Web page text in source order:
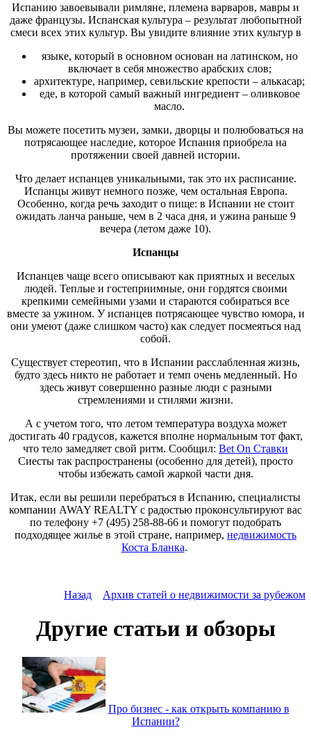
Испанию завоевывали римляне, племена варваров, мавры и
даже французы. Испанская культура – результат любопытной
смеси всех этих культур. Вы увидите влияние этих культур в
языке, который в основном основан на латинском, но
включает в себя множество арабских слов;
архитектуре, например, севильские крепости – алькасар;
еде, в которой самый важный ингредиент – оливковое
масло.
Вы можете посетить музеи, замки, дворцы и полюбоваться на
потрясающее наследие, которое Испания приобрела на
протяжении своей давней истории.
Что делает испанцев уникальными, так это их расписание.
Испанцы живут немного позже, чем остальная Европа.
Особенно, когда речь заходит о пище: в Испании не стоит
ожидать ланча раньше, чем в 2 часа дня, и ужина раньше 9
вечера (летом даже 10).
Испанцы
Испанцев чаще всего описывают как приятных и веселых
людей. Теплые и гостеприимные, они гордятся своими
крепкими семейными узами и стараются собираться все
вместе за ужином. У испанцев потрясающее чувство юмора, и
они умеют (даже слишком часто) как следует посмеяться над
собой.
Существует стереотип, что в Испании расслабленная жизнь,
будто здесь никто не работает и темп очень медленный. Но
здесь живут совершенно разные люди с разными
стремлениями и стилями жизни.
А с учетом того, что летом температура воздуха может
достигать 40 градусов, кажется вполне нормальным тот факт,
что тело замедляет свой ритм. Сообщил: Bet On Ставки
Сиесты так распространены (особенно для детей), просто
чтобы избежать самой жаркой части дня.
Итак, если вы решили перебраться в Испанию, специалисты
компании AWAY REALTY с радостью проконсультируют вас
по телефону +7 (495) 258-88-66 и помогут подобрать
подходящее жилье в этой стране, например, недвижимость
Коста Бланка.
Назад Архив статей о недвижимости за рубежом
Другие статьи и обзоры
Про бизнес - как открыть компанию в
Испании?